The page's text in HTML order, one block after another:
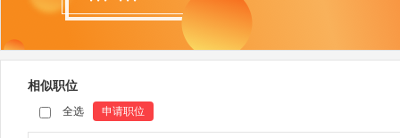
相似职位
全选 申请职位